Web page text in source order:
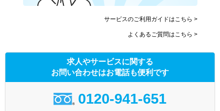
サービスのご利用ガイドはこちら >
よくあるご質問はこちら >
求人やサービスに関する
お問い合わせはお電話も便利です
0120-941-651